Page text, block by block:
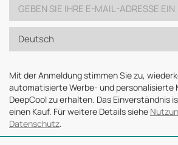
Deutsch
Mit der Anmeldung stimmen Sie zu,
automatisierte Werbe- und personalisierte
DeepCool zu erhalten. Das Einverständnis
einen Kauf. Für weitere Details siehe
Datenschutz.